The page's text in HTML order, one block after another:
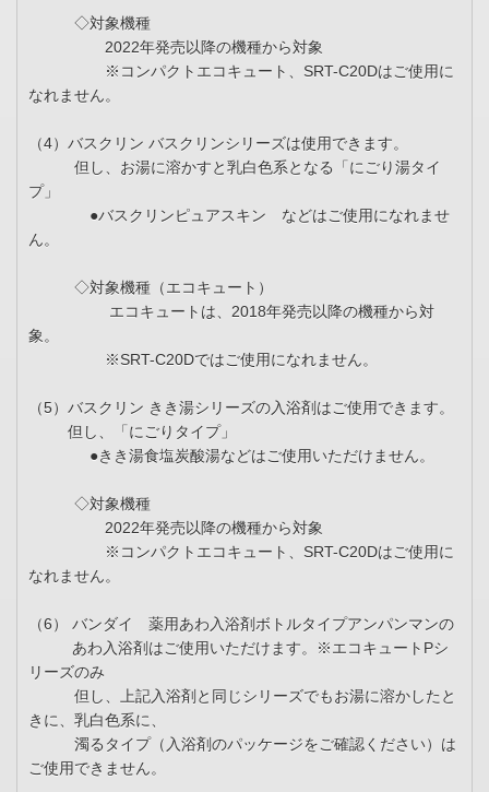
◇対象機種
2022年発売以降の機種から対象
※コンパクトエコキュート、SRT-C20Dはご使用に
なれません。
（4）バスクリン バスクリンシリーズは使用できます。
但し、お湯に溶かすと乳白色系となる「にごり湯タイ
プ」
●バスクリンピュアスキン などはご使用になれませ
ん。
◇対象機種（エコキュート）
エコキュートは、2018年発売以降の機種から対
象。
※SRT-C20Dではご使用になれません。
（5）バスクリン きき湯シリーズの入浴剤はご使用できます。
但し、「にごりタイプ」
●きき湯食塩炭酸湯などはご使用いただけません。
◇対象機種
2022年発売以降の機種から対象
※コンパクトエコキュート、SRT-C20Dはご使用に
なれません。
（6） バンダイ 薬用あわ入浴剤ボトルタイプアンパンマンの
あわ入浴剤はご使用いただけます。※エコキュートPシ
リーズのみ
但し、上記入浴剤と同じシリーズでもお湯に溶かしたと
きに、乳白色系に、
濁るタイプ（入浴剤のパッケージをご確認ください）は
ご使用できません。